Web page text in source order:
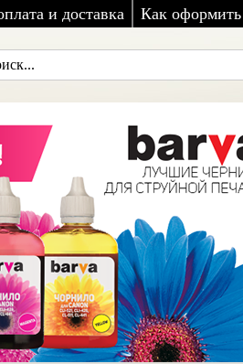
и доставка Как оформить